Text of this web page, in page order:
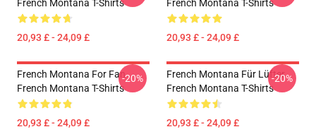
French Montana T-Shirts
20,93 £ - 24,09 £
French Montana T-Shirts
20,93 £ - 24,09 £
French Montana For Fan
French Montana T-Shirts
20,93 £ - 24,09 £
-20%
French Montana Für Lüfter
French Montana T-Shirts
20,93 £ - 24,09 £
-20%